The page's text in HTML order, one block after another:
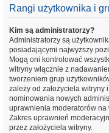
Rangi użytkownika i
Kim są administratorzy?
Administratorzy są
posiadającymi najwyższy
Mogą oni kontrolować
witryny włącznie z
tworzeniem grup
zależy od założyciela
nominowania nowych
uprawnienia moderatorów na
Zakres uprawnień
przez założyciela witryny.